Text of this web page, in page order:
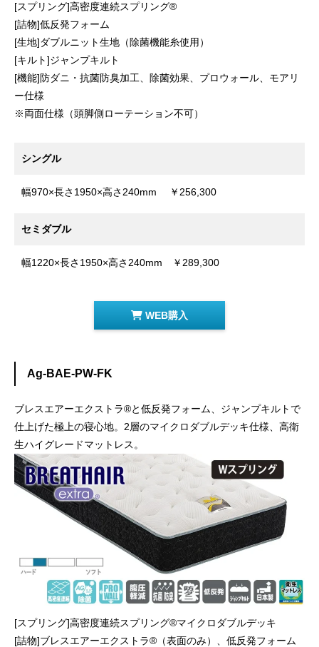
[スプリング]高密度連続スプリング®
[詰物]低反発フォーム
[生地]ダブルニット生地（除菌機能糸使用）
[キルト]ジャンプキルト
[機能]防ダニ・抗菌防臭加工、除菌効果、プロウォール、モアリ
ー仕様
※両面仕様（頭脚側ローテーション不可）
シングル
幅970×長さ1950×高さ240mm ￥256,300
セミダブル
幅1220×長さ1950×高さ240mm ￥289,300
WEB購入
Ag-BAE-PW-FK
ブレスエアーエクストラ®と低反発フォーム、ジャンプキルトで
仕上げた極上の寝心地。2層のマイクロダブルデッキ仕様、高衛
生ハイグレードマットレス。
[スプリング]高密度連続スプリング®マイクロダブルデッキ
[詰物]ブレスエアーエクストラ®（表面のみ）、低反発フォーム